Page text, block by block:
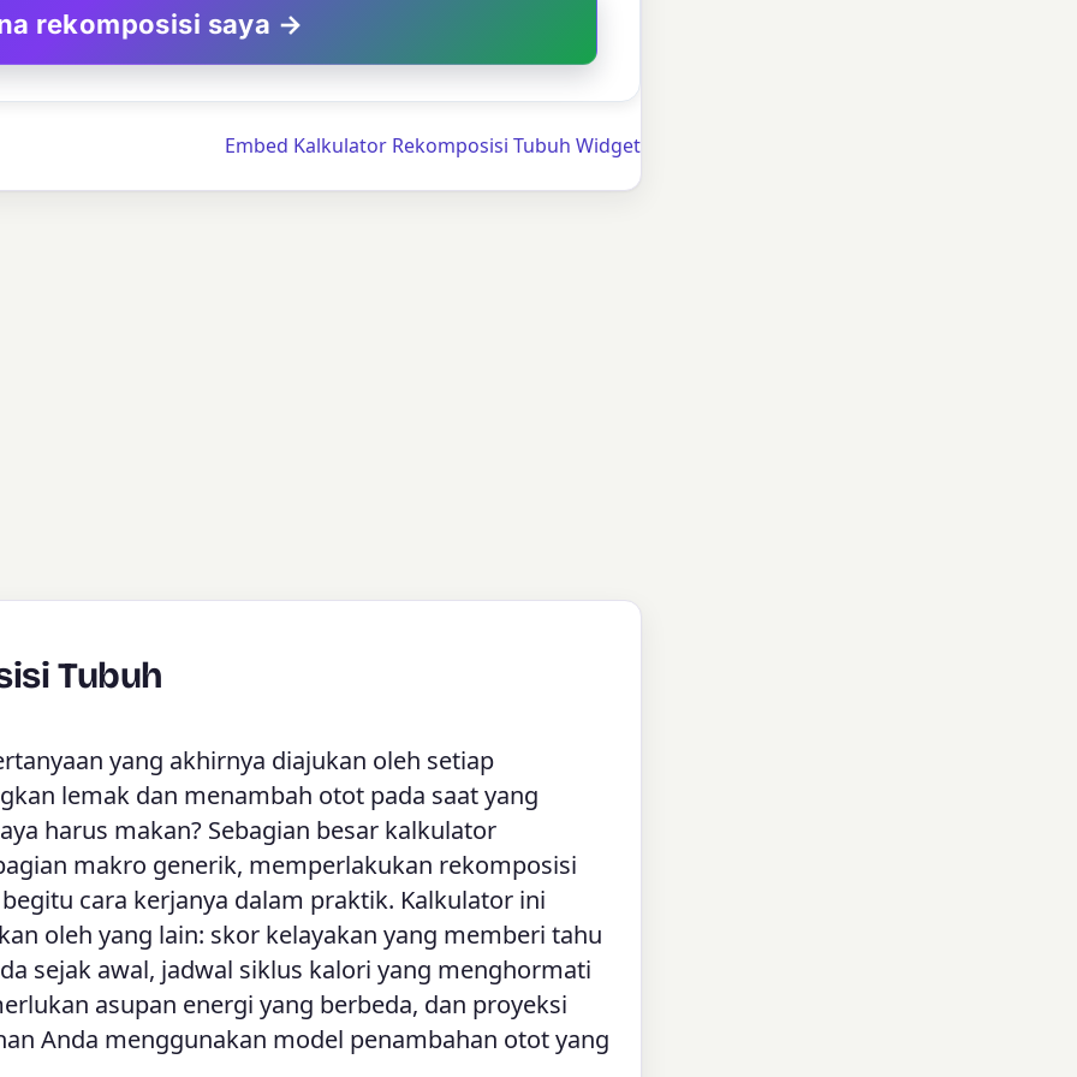
rekomposisi saya →
Embed Kalkulator Rekomposisi Tubuh Widget
Tubuh
yang akhirnya diajukan oleh setiap
lemak dan menambah otot pada saat yang
harus makan? Sebagian besar kalkulator
makro generik, memperlakukan rekomposisi
cara kerjanya dalam praktik. Kalkulator ini
oleh yang lain: skor kelayakan yang memberi tahu
sejak awal, jadwal siklus kalori yang menghormati
asupan energi yang berbeda, dan proyeksi
Anda menggunakan model penambahan otot yang